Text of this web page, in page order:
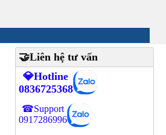
🤝Liên hệ tư vấn
💎Hotline
0836725368
☎Support
0917286996